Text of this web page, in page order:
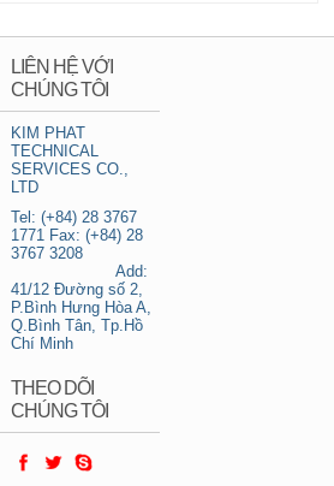
LIÊN HỆ VỚI
CHÚNG TÔI
KIM PHAT
TECHNICAL
SERVICES CO.,
LTD
Tel: (+84) 28 3767
1771 Fax: (+84) 28
3767 3208
Add:
41/12 Đường số 2,
P.Bình Hưng Hòa A,
Q.Bình Tân, Tp.Hồ
Chí Minh
THEO DÕI
CHÚNG TÔI